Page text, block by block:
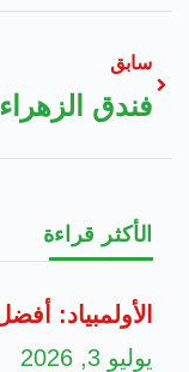
سابق
فندق الزهراء
الأكثر قراءة
الأولمبياد:
يوليو 3, 2026